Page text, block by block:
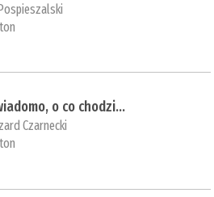
o co chodzi...
Czarnecki